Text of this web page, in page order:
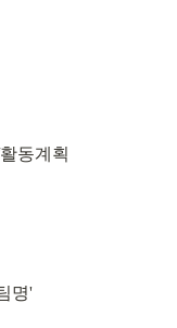
동계획
명'